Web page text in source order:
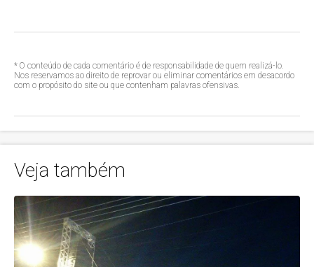
* O conteúdo de cada comentário é de responsabilidade de quem realizá-lo.
Nos reservamos ao direito de reprovar ou eliminar comentários em desacordo
com o propósito do site ou que contenham palavras ofensivas.
Veja também